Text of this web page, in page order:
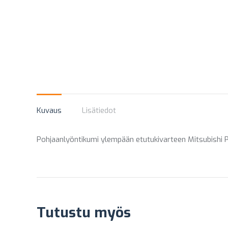
Kuvaus Lisätiedot
Pohjaanlyöntikumi ylempään etutukivarteen Mitsubishi
Tutustu myös